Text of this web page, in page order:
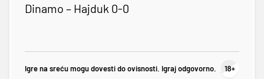
Dinamo – Hajduk 0-0
Igre na sreću mogu dovesti do ovisnosti. Igraj odgovorno.